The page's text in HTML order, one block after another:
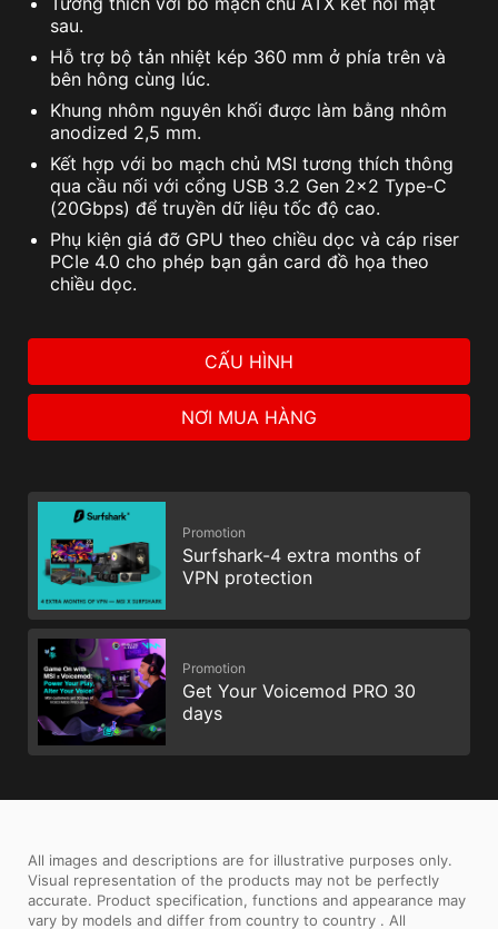
sau.
Hỗ trợ bộ tản nhiệt kép 360 mm ở phía trên và
bên hông cùng lúc.
Khung nhôm nguyên khối được làm bằng nhôm
anodized 2,5 mm.
Kết hợp với bo mạch chủ MSI tương thích thông
qua cầu nối với cổng USB 3.2 Gen 2x2 Type-C
(20Gbps) để truyền dữ liệu tốc độ cao.
Phụ kiện giá đỡ GPU theo chiều dọc và cáp riser
PCIe 4.0 cho phép bạn gắn card đồ họa theo
chiều dọc.
CẤU HÌNH
NƠI MUA HÀNG
Promotion
Surfshark-4 extra months of
VPN protection
Promotion
Get Your Voicemod PRO 30
days
All images and descriptions are for illustrative purposes only.
Visual representation of the products may not be perfectly
accurate. Product specification, functions and appearance may
vary by models and differ from country to country . All